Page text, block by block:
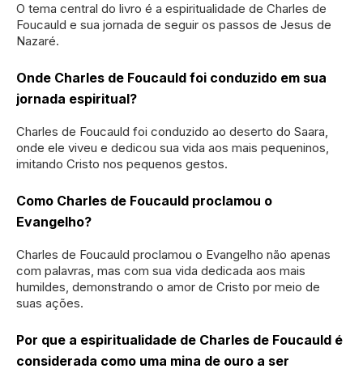
O tema central do livro é a espiritualidade de Charles de
Foucauld e sua jornada de seguir os passos de Jesus de
Nazaré.
Onde Charles de Foucauld foi conduzido em sua
jornada espiritual?
Charles de Foucauld foi conduzido ao deserto do Saara,
onde ele viveu e dedicou sua vida aos mais pequeninos,
imitando Cristo nos pequenos gestos.
Como Charles de Foucauld proclamou o
Evangelho?
Charles de Foucauld proclamou o Evangelho não apenas
com palavras, mas com sua vida dedicada aos mais
humildes, demonstrando o amor de Cristo por meio de
suas ações.
Por que a espiritualidade de Charles de Foucauld é
considerada como uma mina de ouro a ser